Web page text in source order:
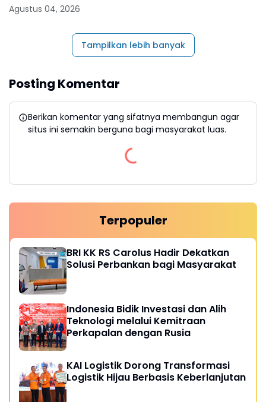
Agustus 04, 2026
Tampilkan lebih banyak
Posting Komentar
Berikan komentar yang sifatnya membangun agar
situs ini semakin berguna bagi masyarakat luas.
Terpopuler
BRI KK RS Carolus Hadir Dekatkan
Solusi Perbankan bagi Masyarakat
Indonesia Bidik Investasi dan Alih
Teknologi melalui Kemitraan
Perkapalan dengan Rusia
KAI Logistik Dorong Transformasi
Logistik Hijau Berbasis Keberlanjutan